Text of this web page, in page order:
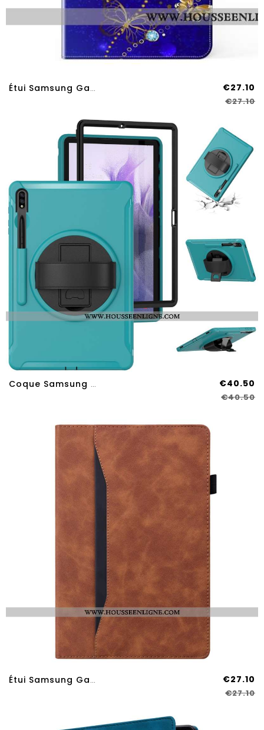
Étui Samsung Galaxy Tab S9 Plus / S9 FE Plus Papillon Diamant €27.10
€27.10
Coque Samsung Galaxy Tab S9 FE Plus / S9 Plus / S8 Plus / S7 Plus / S7 FE Support Rotatif À Et Sangl €40.50
€40.50
Étui Samsung Galaxy Tab S9 Plus / S8 Plus / S7 Plus Business €27.10
€27.10